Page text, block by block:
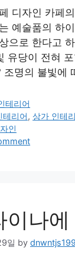
디자인 카페
예술품의 하
으로 한다고
유당이 전혀
조명의 불빛에
테리어
테리어,상가 인테
인
이나
일 by